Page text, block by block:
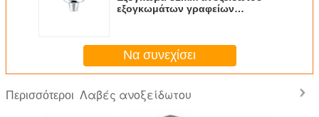
εξογκωμάτων γραφείων
Να συνεχίσει
Περισσότεροι Λαβές ανοξείδωτου